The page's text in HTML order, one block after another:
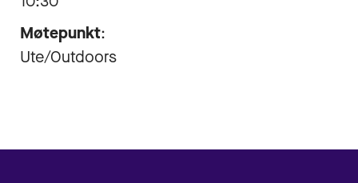
Møtepunkt:
Ute/Outdoors